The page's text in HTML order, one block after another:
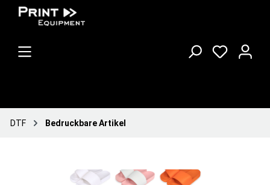
DTF Bedruckbare Artikel